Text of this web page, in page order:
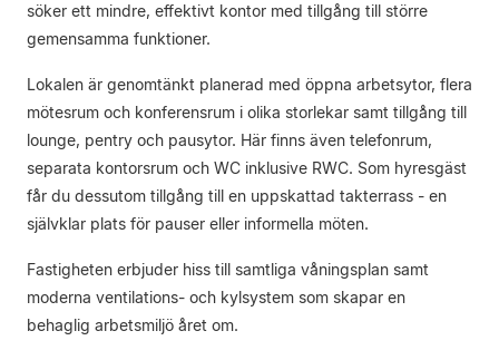
söker ett mindre, effektivt kontor med tillgång till större
gemensamma funktioner.
Lokalen är genomtänkt planerad med öppna arbetsytor, flera
mötesrum och konferensrum i olika storlekar samt tillgång till
lounge, pentry och pausytor. Här finns även telefonrum,
separata kontorsrum och WC inklusive RWC. Som hyresgäst
får du dessutom tillgång till en uppskattad takterrass - en
självklar plats för pauser eller informella möten.
Fastigheten erbjuder hiss till samtliga våningsplan samt
moderna ventilations- och kylsystem som skapar en
behaglig arbetsmiljö året om.